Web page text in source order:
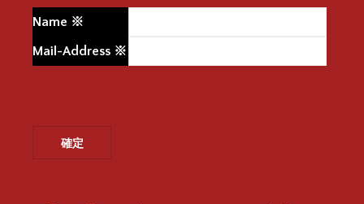
Name ※
Mail-Address ※